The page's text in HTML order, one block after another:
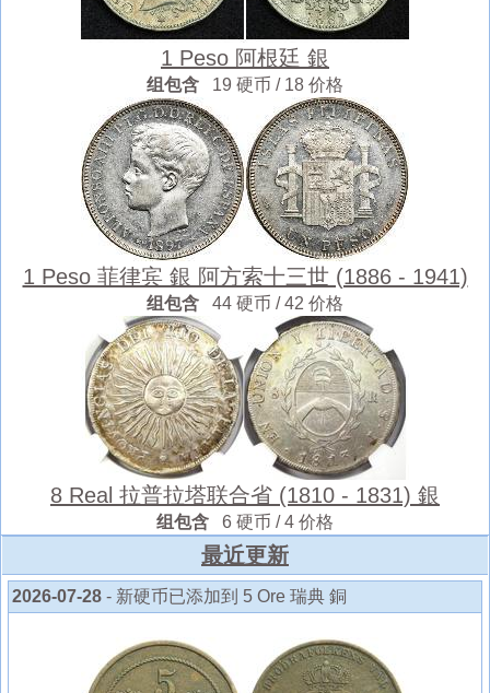
1 Peso 阿根廷 銀
组包含 19 硬币 / 18 价格
1 Peso 菲律宾 銀 阿方索十三世 (1886 - 1941)
组包含 44 硬币 / 42 价格
8 Real 拉普拉塔联合省 (1810 - 1831) 銀
组包含 6 硬币 / 4 价格
最近更新
2026-07-28 - 新硬币已添加到 5 Ore 瑞典 銅